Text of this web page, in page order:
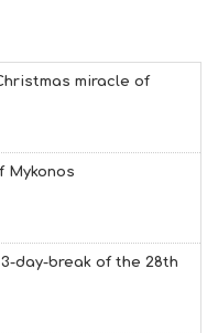
miracle of
Mykonos
day-break of the 28th